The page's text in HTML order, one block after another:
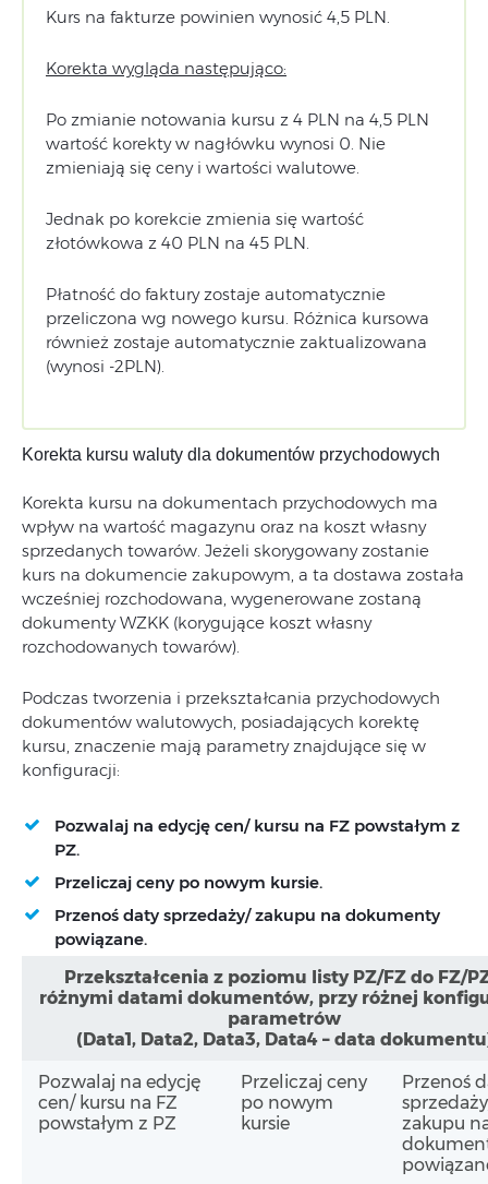
Kurs na fakturze powinien wynosić 4,5 PLN.
Korekta wygląda następująco:
Po zmianie notowania kursu z 4 PLN na 4,5 PLN
wartość korekty w nagłówku wynosi 0. Nie
zmieniają się ceny i wartości walutowe.
Jednak po korekcie zmienia się wartość
złotówkowa z 40 PLN na 45 PLN.
Płatność do faktury zostaje automatycznie
przeliczona wg nowego kursu. Różnica kursowa
również zostaje automatycznie zaktualizowana
(wynosi -2PLN).
Korekta kursu waluty dla dokumentów przychodowych
Korekta kursu na dokumentach przychodowych ma
wpływ na wartość magazynu oraz na koszt własny
sprzedanych towarów. Jeżeli skorygowany zostanie
kurs na dokumencie zakupowym, a ta dostawa została
wcześniej rozchodowana, wygenerowane zostaną
dokumenty WZKK (korygujące koszt własny
rozchodowanych towarów).
Podczas tworzenia i przekształcania przychodowych
dokumentów walutowych, posiadających korektę
kursu, znaczenie mają parametry znajdujące się w
konfiguracji:
Pozwalaj na edycję cen/ kursu na FZ powstałym z
PZ.
Przeliczaj ceny po nowym kursie.
Przenoś daty sprzedaży/ zakupu na dokumenty
powiązane.
Przekształcenia z poziomu listy PZ/FZ do FZ/
różnymi datami dokumentów, przy różnej
parametrów
(Data1, Data2, Data3, Data4 – data
Pozwalaj na edycję
cen/ kursu na FZ
powstałym z PZ
Przeliczaj ceny
po nowym
kursie
Przenoś
zakupu